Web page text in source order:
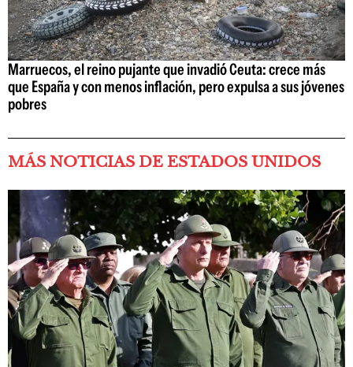
Marruecos, el reino pujante que invadió Ceuta: crece más
que España y con menos inflación, pero expulsa a sus jóvenes
pobres
MÁS NOTICIAS DE ESTADOS UNIDOS